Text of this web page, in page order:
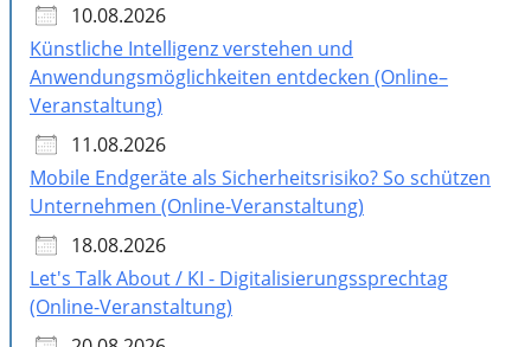
10.08.2026
Künstliche Intelligenz verstehen und
Anwendungsmöglichkeiten entdecken (Online–
Veranstaltung)
11.08.2026
Mobile Endgeräte als Sicherheitsrisiko? So schützen
Unternehmen (Online-Veranstaltung)
18.08.2026
Let's Talk About / KI - Digitalisierungssprechtag
(Online-Veranstaltung)